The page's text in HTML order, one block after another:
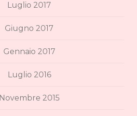
Luglio 2017
Giugno 2017
Gennaio 2017
Luglio 2016
Novembre 2015